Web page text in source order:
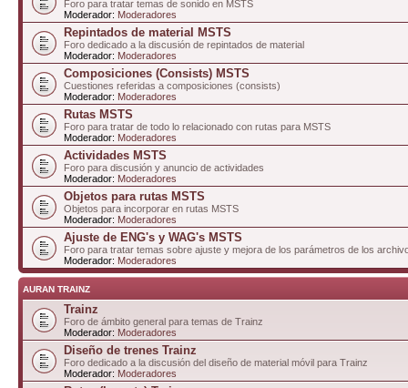
Foro para tratar temas de sonido en MSTS
Moderador: Moderadores
Repintados de material MSTS
Foro dedicado a la discusión de repintados de material
Moderador: Moderadores
Composiciones (Consists) MSTS
Cuestiones referidas a composiciones (consists)
Moderador: Moderadores
Rutas MSTS
Foro para tratar de todo lo relacionado con rutas para MSTS
Moderador: Moderadores
Actividades MSTS
Foro para discusión y anuncio de actividades
Moderador: Moderadores
Objetos para rutas MSTS
Objetos para incorporar en rutas MSTS
Moderador: Moderadores
Ajuste de ENG's y WAG's MSTS
Foro para tratar temas sobre ajuste y mejora de los parámetros de los
Moderador: Moderadores
AURAN TRAINZ
Trainz
Foro de ámbito general para temas de Trainz
Moderador: Moderadores
Diseño de trenes Trainz
Foro dedicado a la discusión del diseño de material móvil para Trainz
Moderador: Moderadores